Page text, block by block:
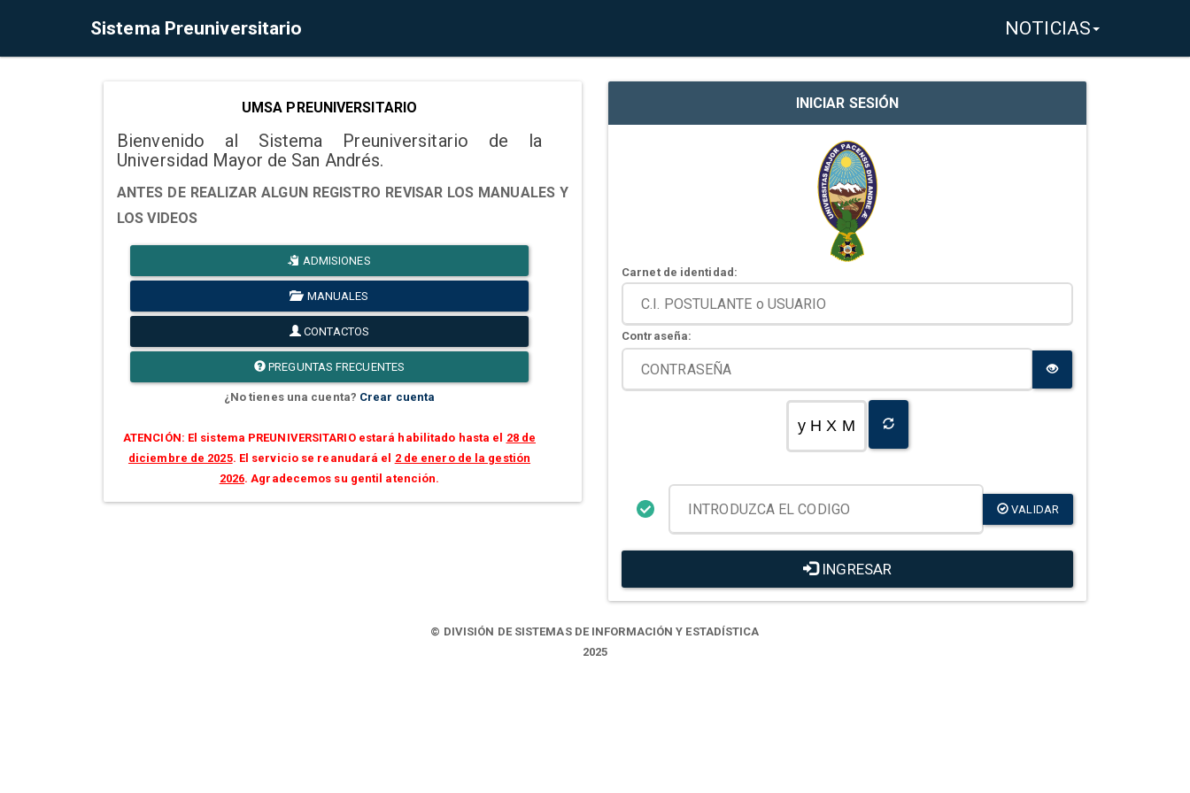
Sistema Preuniversitario NOTICIAS
UMSA PREUNIVERSITARIO
Bienvenido al Sistema Preuniversitario de la
Universidad Mayor de San Andrés.
ANTES DE REALIZAR ALGUN REGISTRO REVISAR LOS MANUALES Y
LOS VIDEOS
ADMISIONES
MANUALES
CONTACTOS
PREGUNTAS FRECUENTES
¿No tienes una cuenta? Crear cuenta
ATENCIÓN: El sistema PREUNIVERSITARIO estará habilitado hasta el 28 de
diciembre de 2025. El servicio se reanudará el 2 de enero de la gestión
2026. Agradecemos su gentil atención.
INICIAR SESIÓN
Carnet de identidad:
Contraseña:
y H X M
VALIDAR
INGRESAR
© DIVISIÓN DE SISTEMAS DE INFORMACIÓN Y ESTADÍSTICA
2025